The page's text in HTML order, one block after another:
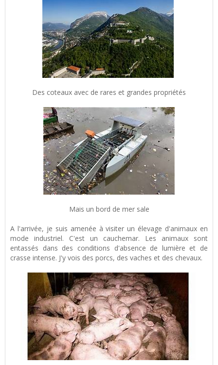
Des coteaux avec de rares et grandes propriétés
Mais un bord de mer sale
A l'arrivée, je suis amenée à visiter un élevage d'animaux en
mode industriel. C'est un cauchemar. Les animaux sont
entassés dans des conditions d'absence de lumière et de
crasse intense. J'y vois des porcs, des vaches et des chevaux.